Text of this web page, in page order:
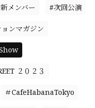
メンバー #次回公演
ンマガジン
２０２３
＃CafeHabanaTokyo